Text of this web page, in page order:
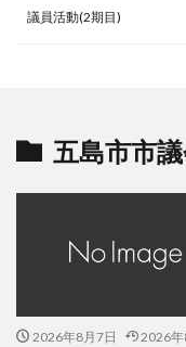
議員活動(2期目)
五島市市
2026年8月7日 2026